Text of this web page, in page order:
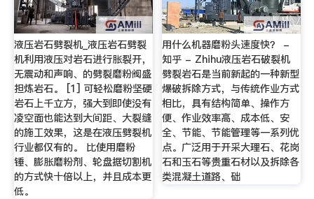
液压岩石劈裂机_液压岩石劈裂
机利用液压对岩石进行胀裂开，
无震动和声响、的劈裂磨粉阀盛
担炼岩石。 [1] 可轻松磨粉坚硬
岩石上千立方，强大到即使没有
凌空面也能达到大间距、大裂缝
的施工效果，这是在液压劈裂机
行业都仅有的。 比使用磨粉
锤、膨胀磨粉剂、轮盘据切割机
的方式快十倍以上，并且成本更
低。
用什么机器磨粉头速度快？ -
知乎 - Zhihu液压岩石破裂机
劈裂岩石是当前新起的一种新型
爆破拆除方式，与传统作业方式
相比，具有结构简单、操作方
便、作业效率高、成本低、安
全、节能、节能管理等一系列优
点。广泛用于开采大理石、花岗
石和玉石等贵重石材以及拆除各
类混凝土道路、础